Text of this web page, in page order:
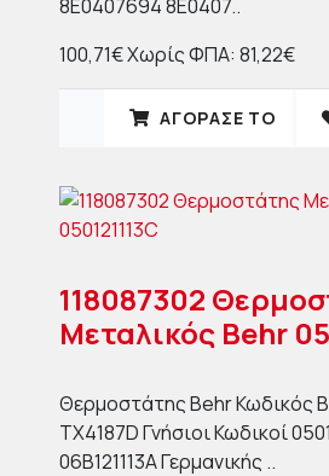
8E0407694 8E0407..
100,71€Χωρίς ΦΠΑ: 81,22€
ΑΓΟΡΑΣΈ ΤΟ
118087302
Μεταλικός Behr
Θερμοστάτης Behr Κωδικός
TX4187D Γνήσιοι Κωδικοί
06B121113A Γερμανικής ..